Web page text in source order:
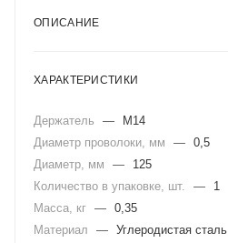
ОПИСАНИЕ
ХАРАКТЕРИСТИКИ
Держатель —
М14
Диаметр проволоки, мм
— 0,5
Диаметр, мм
—
125
Количество в упаковке, шт.
—
1
Масса, кг — 0,35
Материал
— Углеродистая сталь